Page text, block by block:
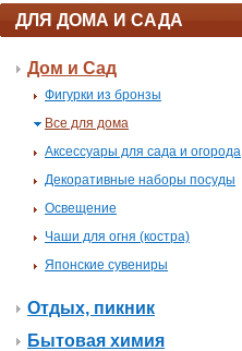
ДЛЯ ДОМА И САДА
Дом и Сад
Фигурки из бронзы
Все для дома
Аксессуары для сада и огорода
Декоративные наборы посуды
Освещение
Чаши для огня (костра)
Японские сувениры
Отдых, пикник
Бытовая химия